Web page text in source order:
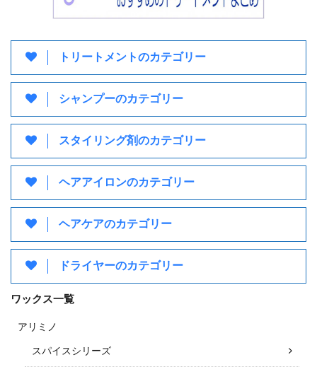
トリートメントのカテゴリー
シャンプーのカテゴリー
スタイリング剤のカテゴリー
ヘアアイロンのカテゴリー
ヘアケアのカテゴリー
ドライヤーのカテゴリー
ワックス一覧
アリミノ
スパイスシリーズ